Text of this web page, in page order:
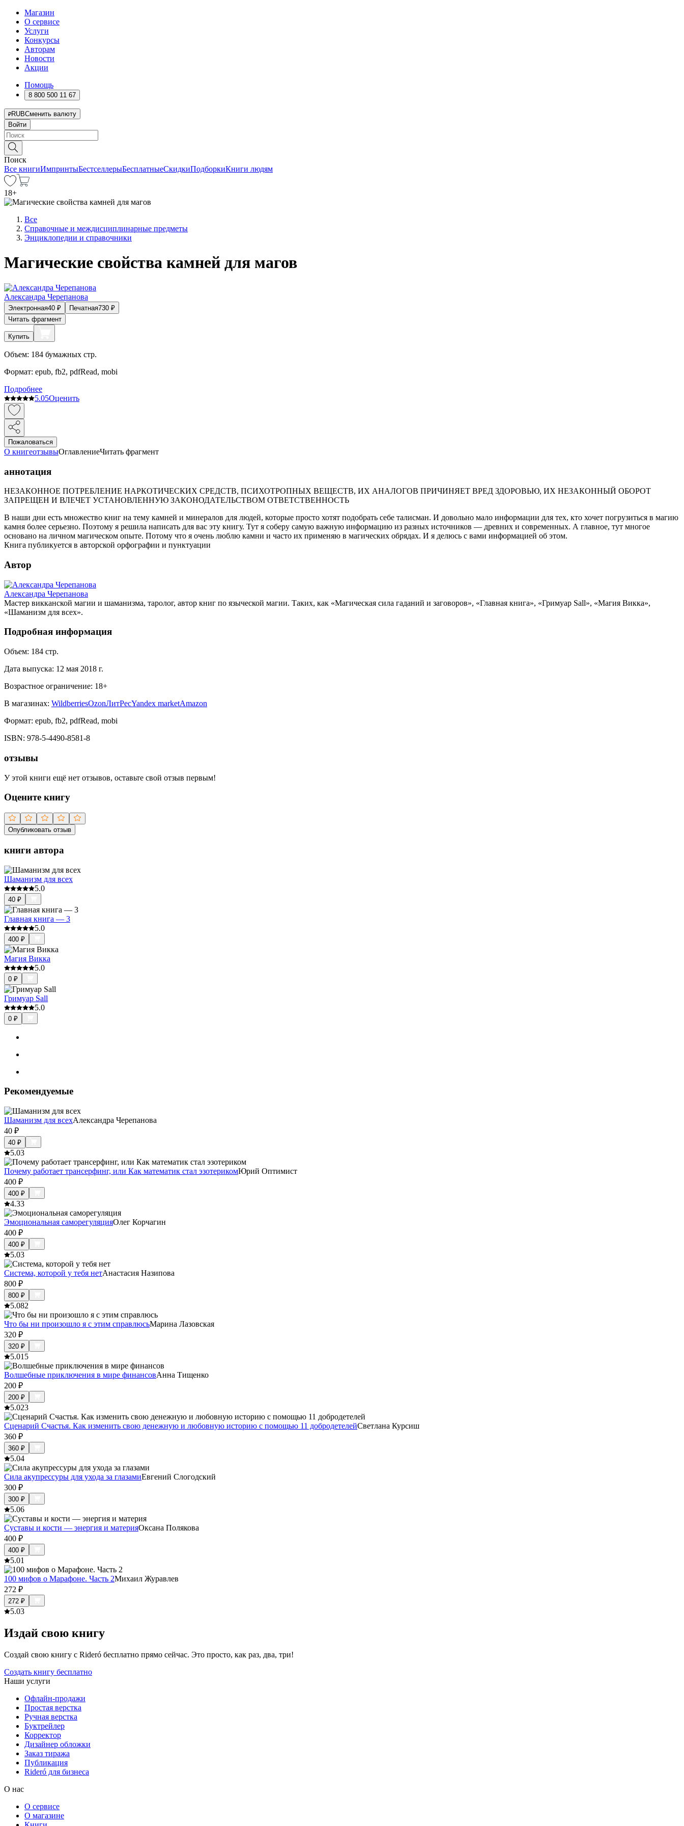
Магазин
О сервисе
Услуги
Конкурсы
Авторам
Новости
Акции
Помощь
8 800 500 11 67
RUBСменить валюту
Войти
Поиск
Все книгиИмпринтыБестселлерыБесплатныеСкидкиПодборкиКниги людям
18+
Все
Справочные и междисциплинарные предметы
Энциклопедии и справочники
Магические свойства камней для магов
Александра Черепанова
Электронная40 ₽ Печатная730 ₽
Читать фрагмент
Купить
Объем: 184 бумажных стр.
Формат: epub, fb2, pdfRead, mobi
Подробнее
5.05Оценить
Пожаловаться
О книгеотзывыОглавлениеЧитать фрагмент
аннотация
НЕЗАКОННОЕ ПОТРЕБЛЕНИЕ НАРКОТИЧЕСКИХ СРЕДСТВ, ПСИХОТРОПНЫХ ВЕЩЕСТВ, ИХ АНАЛОГОВ ПРИЧИНЯЕТ ВРЕД ЗДОРОВЬЮ, ИХ НЕЗАКОННЫЙ ОБОРОТ
ЗАПРЕЩЕН И ВЛЕЧЕТ УСТАНОВЛЕННУЮ ЗАКОНОДАТЕЛЬСТВОМ ОТВЕТСТВЕННОСТЬ
В наши дни есть множество книг на тему камней и минералов для людей, которые просто хотят подобрать себе талисман. И довольно мало информации для тех, кто хочет погрузиться в магию
камня более серьезно. Поэтому я решила написать для вас эту книгу. Тут я соберу самую важную информацию из разных источников — древних и современных. А главное, тут многое
основано на личном магическом опыте. Потому что я очень люблю камни и часто их применяю в магических обрядах. И я делюсь с вами информацией об этом.
Книга публикуется в авторской орфографии и пунктуации
Автор
Александра Черепанова
Мастер викканской магии и шаманизма, таролог, автор книг по языческой магии. Таких, как «Магическая сила гаданий и заговоров», «Главная книга», «Гримуар Sall», «Магия Викка»,
«Шаманизм для всех».
Подробная информация
Объем: 184 стр.
Дата выпуска: 12 мая 2018 г.
Возрастное ограничение: 18+
В магазинах: WildberriesOzonЛитРесYandex marketAmazon
Формат: epub, fb2, pdfRead, mobi
ISBN: 978-5-4490-8581-8
отзывы
У этой книги ещё нет отзывов, оставьте свой отзыв первым!
Оцените книгу
Опубликовать отзыв
книги автора
Шаманизм для всех
5.0
40 ₽
Главная книга — 3
5.0
400 ₽
Магия Викка
5.0
0 ₽
Гримуар Sall
5.0
0 ₽
Рекомендуемые
Шаманизм для всехАлександра Черепанова
40 ₽
40 ₽
5.03
Почему работает трансерфинг, или Как математик стал эзотерикомЮрий Оптимист
400 ₽
400 ₽
4.33
Эмоциональная саморегуляцияОлег Корчагин
400 ₽
400 ₽
5.03
Система, которой у тебя нетАнастасия Назипова
800 ₽
800 ₽
5.082
Что бы ни произошло я с этим справлюсьМарина Лазовская
320 ₽
320 ₽
5.015
Волшебные приключения в мире финансовАнна Тищенко
200 ₽
200 ₽
5.023
Сценарий Счастья. Как изменить свою денежную и любовную историю с помощью 11 добродетелейСветлана Курсиш
360 ₽
360 ₽
5.04
Сила акупрессуры для ухода за глазамиЕвгений Слогодский
300 ₽
300 ₽
5.06
Суставы и кости — энергия и материяОксана Полякова
400 ₽
400 ₽
5.01
100 мифов о Марафоне. Часть 2Михаил Журавлев
272 ₽
272 ₽
5.03
Издай свою книгу
Создай свою книгу с Rideró бесплатно прямо сейчас. Это просто, как раз, два, три!
Создать книгу бесплатно
Наши услуги
Офлайн-продажи
Простая верстка
Ручная верстка
Буктрейлер
Корректор
Дизайнер обложки
Заказ тиража
Публикация
Rideró для бизнеса
О нас
О сервисе
О магазине